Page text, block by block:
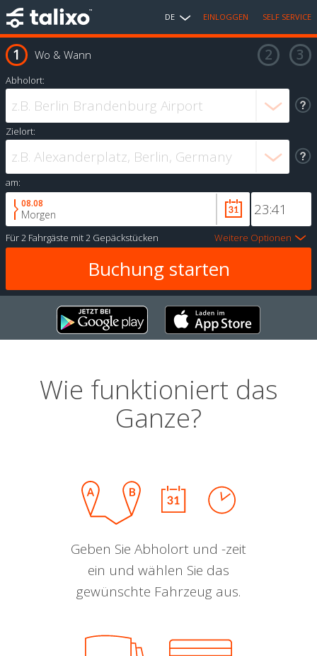
DE EINLOGGEN SELF SERVICE
Wo & Wann
Abholort:
Zielort:
am:
08.08
Morgen
Für2 Fahrgäste mit2 Gepäckstücken Weitere Optionen
Wie funktioniert das
Ganze?
Geben Sie Abholort und -zeit
ein und wählen Sie das
gewünschte Fahrzeug aus.